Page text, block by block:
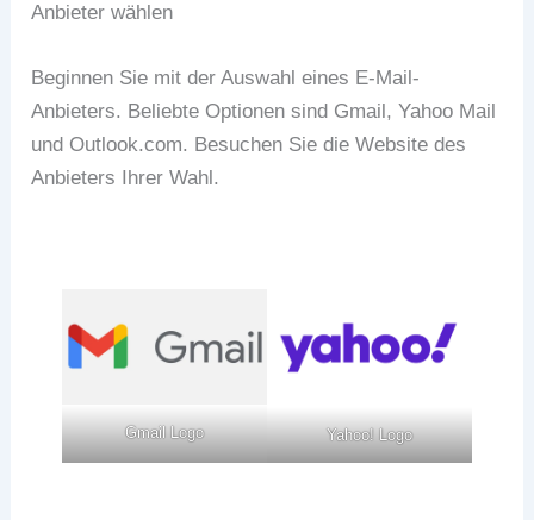
Anbieter wählen
Beginnen Sie mit der Auswahl eines E-Mail-
Anbieters. Beliebte Optionen sind Gmail, Yahoo Mail
und Outlook.com. Besuchen Sie die Website des
Anbieters Ihrer Wahl.
Gmail Logo Yahoo! Logo